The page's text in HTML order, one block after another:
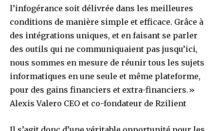
l’infogérance soit délivrée dans les meilleures
conditions de manière simple et efficace. Grâce à
des intégrations uniques, et en faisant se parler
des outils qui ne communiquaient pas jusqu’ici,
nous sommes en mesure de réunir tous les sujets
informatiques en une seule et même plateforme,
pour des gains financiers et extra-financiers.»
Alexis Valero CEO et co-fondateur de Rzilient